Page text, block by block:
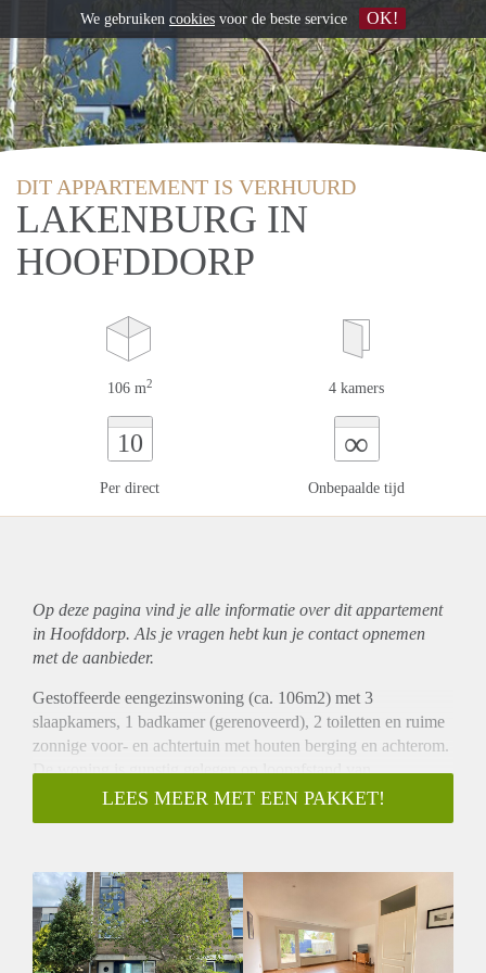
DIT APPARTEMENT IS VERHUURD
LAKENBURG IN
HOOFDDORP
106 m2 4 kamers
10
Per direct
∞
Onbepaalde tijd
Op deze pagina vind je alle informatie over ditappartement
in Hoofddorp. Als je vragen hebt kun je contact opnemen
met de aanbieder.
Gestoffeerde eengezinswoning (ca. 106m2) met 3
slaapkamers, 1 badkamer (gerenoveerd), 2 toiletten en ruime
zonnige voor- en achtertuin met houten berging en achterom.
De woning is gunstig gelegen op loopafstand van
winkelcentrum Toolenburg, recreatiegebied Toolenburg en
openbaar vervoer richting Haarlem, Amsterdam en Schiphol.
lichte woonkamer, half open keuken met diverse inbouw
apparatuur. Toegang tot ruime tuin met houten berging en
achterom.
1e etage: Overloop, twee ruime slaapkamers, waarvan een
LEES MEER MET EEN PAKKET!
We gebruiken cookies voor de beste service OK!